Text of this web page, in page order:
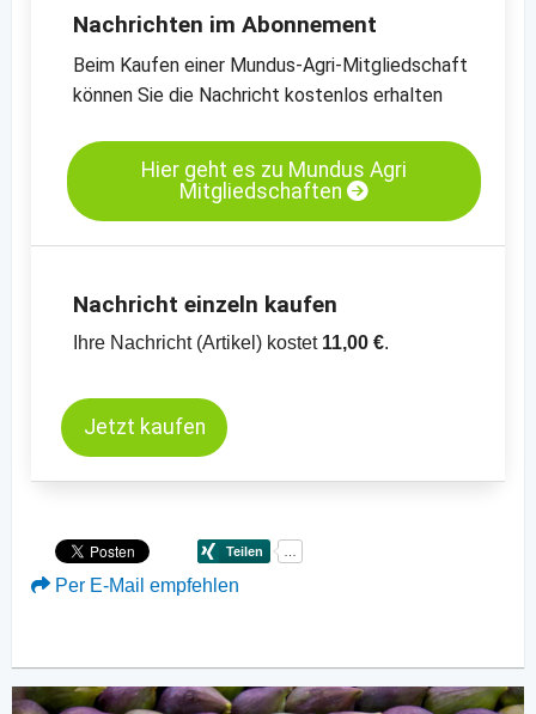
iranischen Grenzen
-Preischart für Feigen, getrocknet, Nr. 2,
Lerida
Lerida
-
weitere Preischarts
Nachrichten im Abonnement
Beim Kaufen einer Mundus-Agri-Mitgliedschaft
können Sie die Nachricht kostenlos erhalten
Hier geht es zu Mundus Agri
Mitgliedschaften
Nachricht einzeln kaufen
Ihre Nachricht (Artikel) kostet 11,00 €.
Jetzt kaufen
Per E-Mail empfehlen